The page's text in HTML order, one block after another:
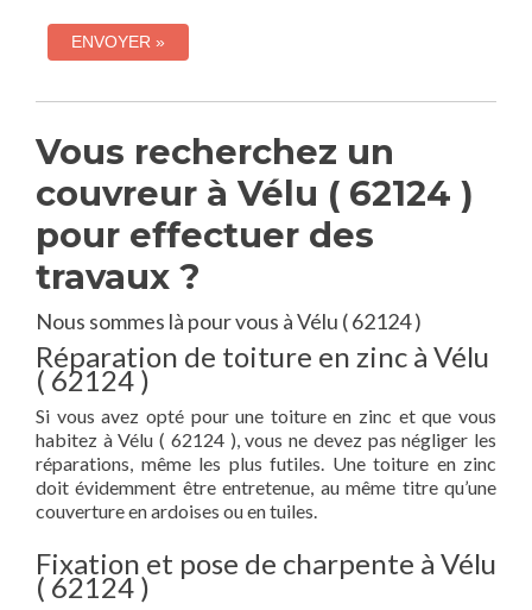
Vous recherchez un
couvreur à Vélu ( 62124 )
pour effectuer des
travaux ?
Nous sommes là pour vous à Vélu ( 62124 )
Réparation de toiture en zinc à Vélu
( 62124 )
Si vous avez opté pour une toiture en zinc et que vous
habitez à Vélu ( 62124 ), vous ne devez pas négliger les
réparations, même les plus futiles. Une toiture en zinc
doit évidemment être entretenue, au même titre qu’une
couverture en ardoises ou en tuiles.
Fixation et pose de charpente à Vélu
( 62124 )